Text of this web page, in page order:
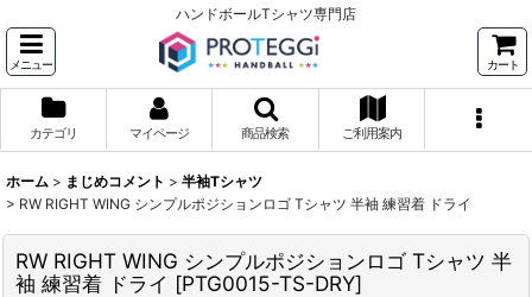
ハンドボールTシャツ専門店
メニュー カート
カテゴリ マイページ 商品検索 ご利用案内
ホーム > まじめコメント > 半袖Tシャツ
> RW RIGHT WING シンプルポジションロゴ Tシャツ 半袖 練習着 ドライ
RW RIGHT WING シンプルポジションロゴ Tシャツ 半
袖 練習着 ドライ [PTG0015-TS-DRY]